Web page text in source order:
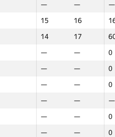
— —
—
15 16
14 17
— —
0
— —
0
— —
0
— —
—
— —
0
— —
0
— —
—
15 16
14 17
— —
0
— —
0
— —
0
— —
—
— —
0
— —
0